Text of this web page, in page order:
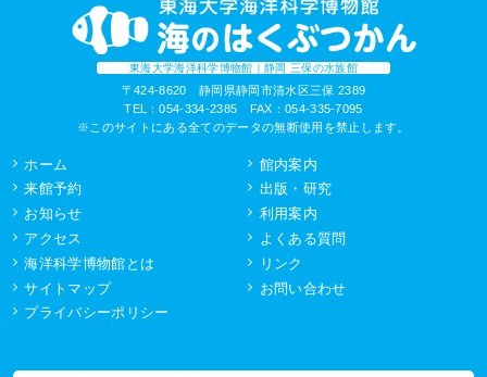
東海大学海洋科学博物館｜静岡 三保の水族館
〒424-8620 静岡県静岡市清水区三保 2389
TEL：054-334-2385 FAX：054-335-7095
※このサイトにある全てのデータの無断使用を禁止します。
ホーム
館内案内
来館予約
出版・研究
お知らせ
利用案内
アクセス
よくある質問
海洋科学博物館とは
リンク
サイトマップ
お問い合わせ
プライバシーポリシー